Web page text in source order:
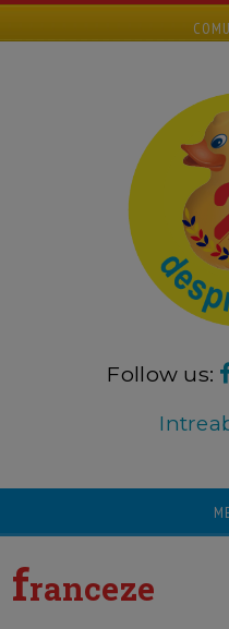
Follow us:
franceze